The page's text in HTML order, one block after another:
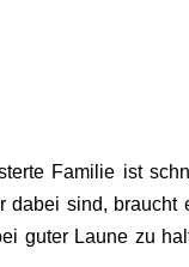
Familie ist
dabei sind, braucht
guter Laune zu